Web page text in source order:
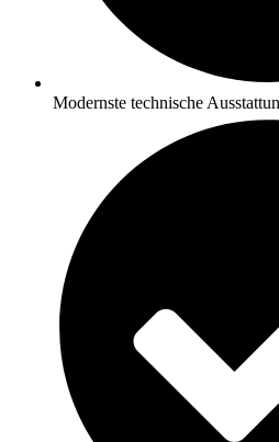
Modernste technische